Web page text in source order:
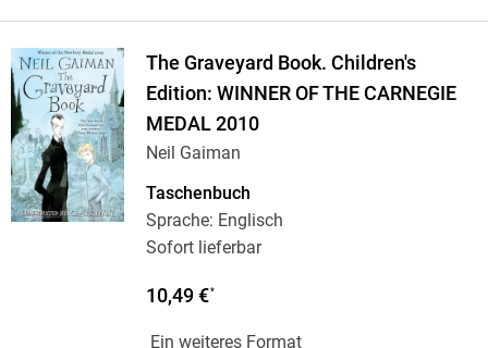
The Graveyard Book. Children's
Edition: WINNER OF THE CARNEGIE
MEDAL 2010
Neil Gaiman
Taschenbuch
Sprache: Englisch
Sofort lieferbar
10,49 €*
Ein weiteres Format